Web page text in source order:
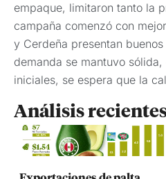
empaque, limitaron tanto la
campaña comenzó con
y Cerdeña presentan
demanda se mantuvo
iniciales, se espera que la
Análisis